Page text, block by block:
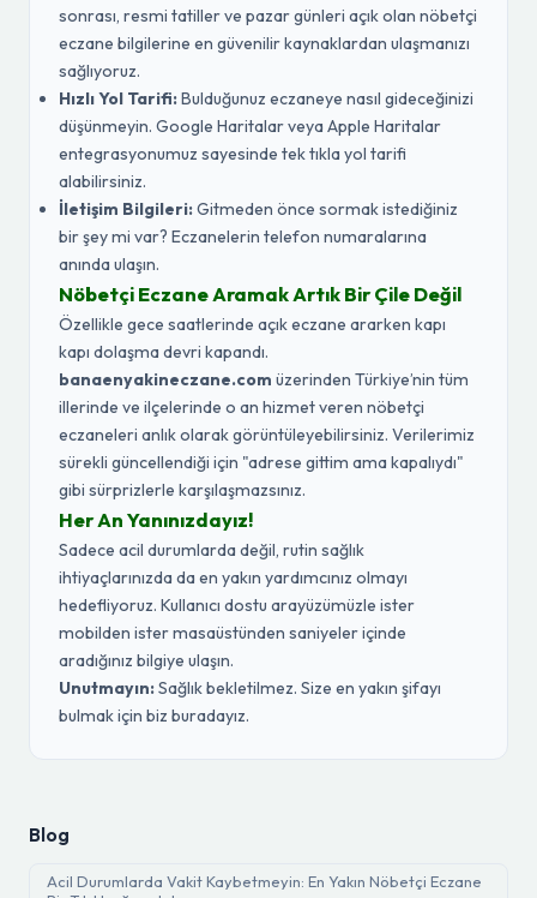
sonrası, resmi tatiller ve pazar günleri açık olan nöbetçi
eczane bilgilerine en güvenilir kaynaklardan ulaşmanızı
sağlıyoruz.
Hızlı Yol Tarifi:Bulduğunuz eczaneye nasıl gideceğinizi
düşünmeyin. Google Haritalar veya Apple Haritalar
entegrasyonumuz sayesinde tek tıkla yol tarifi
alabilirsiniz.
İletişim Bilgileri:Gitmeden önce sormak istediğiniz
bir şey mi var? Eczanelerin telefon numaralarına
anında ulaşın.
Nöbetçi Eczane Aramak Artık Bir Çile Değil
Özellikle gece saatlerinde açık eczane ararken kapı
kapı dolaşma devri kapandı.
banaenyakineczane.com üzerinden Türkiye’nin tüm
illerinde ve ilçelerinde o an hizmet veren nöbetçi
eczaneleri anlık olarak görüntüleyebilirsiniz. Verilerimiz
sürekli güncellendiği için "adrese gittim ama kapalıydı"
gibi sürprizlerle karşılaşmazsınız.
Her An Yanınızdayız!
Sadece acil durumlarda değil, rutin sağlık
ihtiyaçlarınızda da en yakın yardımcınız olmayı
hedefliyoruz. Kullanıcı dostu arayüzümüzle ister
mobilden ister masaüstünden saniyeler içinde
aradığınız bilgiye ulaşın.
Unutmayın:Sağlık bekletilmez. Size en yakın şifayı
bulmak için biz buradayız.
Blog
Acil Durumlarda Vakit Kaybetmeyin: En Yakın Nöbetçi Eczane